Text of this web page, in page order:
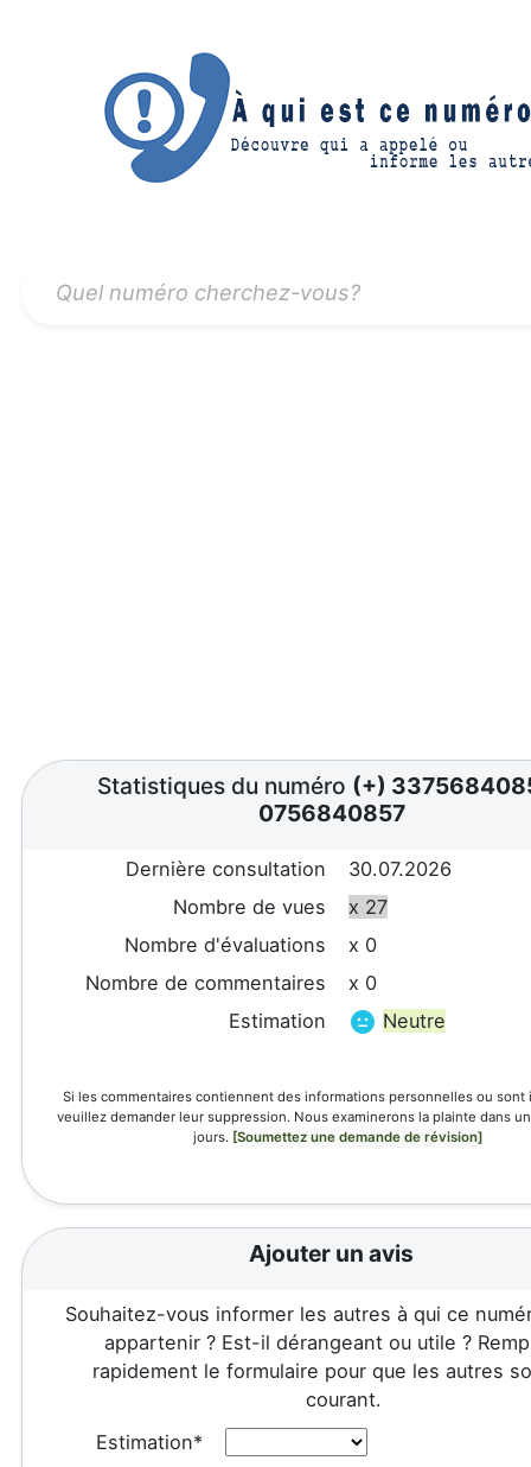
Statistiques du numéro (+)
0756840857
Dernière consultation
30.07.2026
Nombre de vues
x 27
Nombre d'évaluations
x 0
Nombre de commentaires
x 0
Estimation
Neutre
Si les commentaires contiennent des informations personnelles ou sont
veuillez demander leur suppression. Nous examinerons la plainte dans
jours. [Soumettez une demande de révision]
Ajouter un avis
Souhaitez-vous informer les autres à qui ce
appartenir ? Est-il dérangeant ou utile ?
rapidement le formulaire pour que les autres
courant.
Estimation*